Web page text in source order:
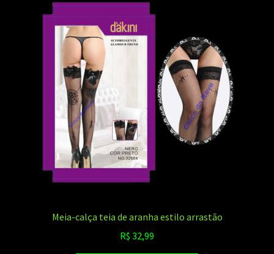
Meia-calça teia de aranha estilo arrastão
R$ 32,99